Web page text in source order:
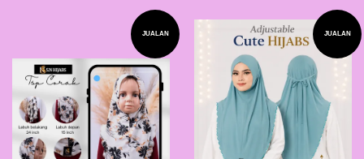
JUALAN JUALAN